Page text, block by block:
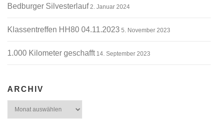
Bedburger Silvesterlauf 2. Januar 2024
Klassentreffen HH80 04.11.2023 5. November 2023
1.000 Kilometer geschafft 14. September 2023
ARCHIV